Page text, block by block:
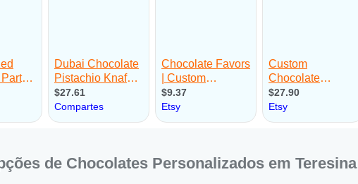
de Chocolates Personalizados em Teresina